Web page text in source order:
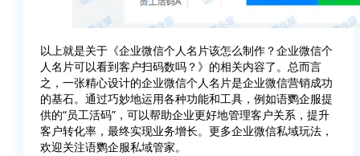
以上就是关于《企业微信个人名片该怎么制作？企业微信个
人名片可以看到客户扫码数吗？》的相关内容了。总而言
之，一张精心设计的企业微信个人名片是企业微信营销成功
的基石。通过巧妙地运用各种功能和工具，例如语鹦企服提
供的“员工活码”，可以帮助企业更好地管理客户关系，提升
客户转化率，最终实现业务增长。更多企业微信私域玩法，
欢迎关注语鹦企服私域管家。